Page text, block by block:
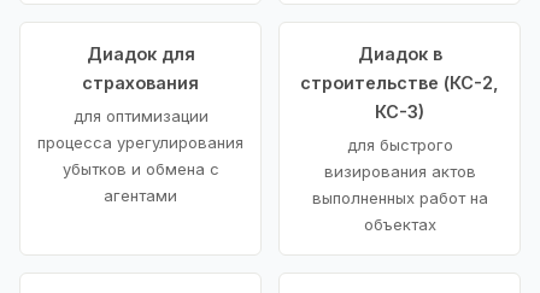
Диадок для
страхования
для оптимизации
процесса урегулирования
убытков и обмена с
агентами
Диадок в
строительстве (КС-2,
КС-3)
для быстрого
визирования актов
выполненных работ на
объектах